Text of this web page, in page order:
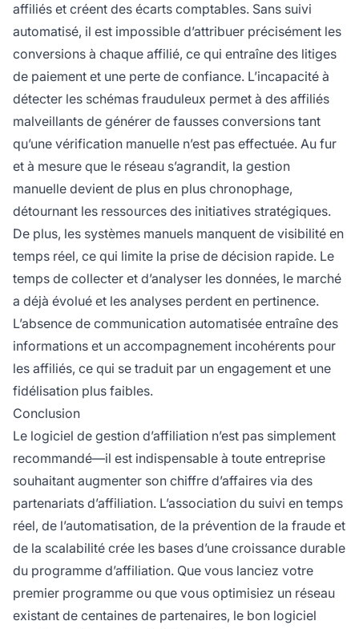
affiliés et créent des écarts comptables. Sans suivi
automatisé, il est impossible d’attribuer précisément les
conversions à chaque affilié, ce qui entraîne des litiges
de paiement et une perte de confiance. L’incapacité à
détecter les schémas frauduleux permet à des affiliés
malveillants de générer de fausses conversions tant
qu’une vérification manuelle n’est pas effectuée. Au fur
et à mesure que le réseau s’agrandit, la gestion
manuelle devient de plus en plus chronophage,
détournant les ressources des initiatives stratégiques.
De plus, les systèmes manuels manquent de visibilité en
temps réel, ce qui limite la prise de décision rapide. Le
temps de collecter et d’analyser les données, le marché
a déjà évolué et les analyses perdent en pertinence.
L’absence de communication automatisée entraîne des
informations et un accompagnement incohérents pour
les affiliés, ce qui se traduit par un engagement et une
fidélisation plus faibles.
Conclusion
Le logiciel de gestion d’affiliation n’est pas simplement
recommandé—il est indispensable à toute entreprise
souhaitant augmenter son chiffre d’affaires via des
partenariats d’affiliation. L’association du suivi en temps
réel, de l’automatisation, de la prévention de la fraude et
de la scalabilité crée les bases d’une croissance durable
du programme d’affiliation. Que vous lanciez votre
premier programme ou que vous optimisiez un réseau
existant de centaines de partenaires, le bon logiciel